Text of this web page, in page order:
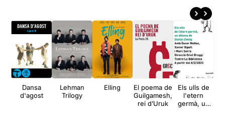
Dansa
d'agost
Lehman
Trilogy
Elling
El poema de
Guilgamesh,
rei d’Uruk
Els ulls de
l'etern
germà, un